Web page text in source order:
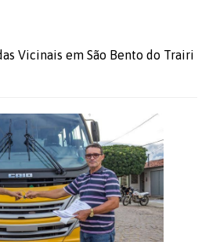
Vicinais em São Bento do Trairi